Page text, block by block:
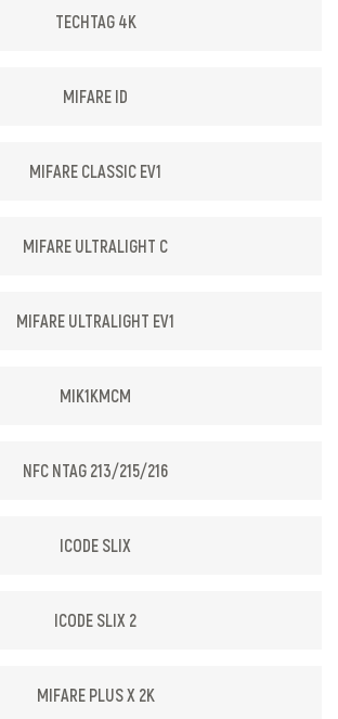
TECHTAG 4K
MIFARE ID
MIFARE CLASSIC EV1
MIFARE ULTRALIGHT C
MIFARE ULTRALIGHT EV1
MIK1KMCM
NFC NTAG 213/215/216
ICODE SLIX
ICODE SLIX 2
MIFARE PLUS X 2K